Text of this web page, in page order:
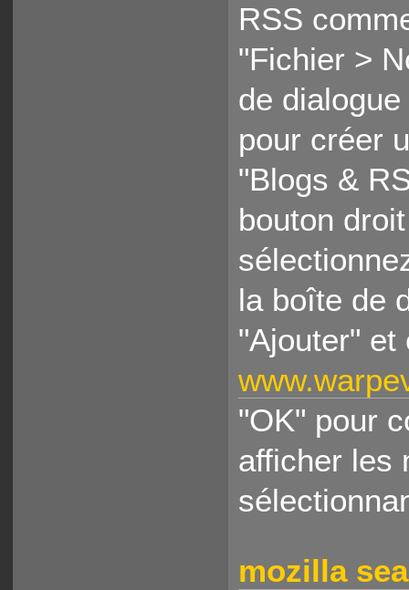
RSS
"Fichier >
de
pour créer
"Blogs &
bouton
la boîte de
"Ajouter" et
"OK" pour
afficher les
mozilla